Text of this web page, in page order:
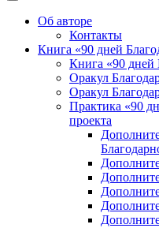
женщин
Об авторе
Контакты
Книга «90 дней
Книга «90 дней
Оракул
Оракул
Практика «90
проекта